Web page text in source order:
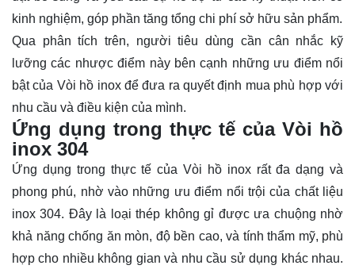
kinh nghiệm, góp phần tăng tổng chi phí sở hữu sản phẩm.
Qua phân tích trên, người tiêu dùng cần cân nhắc kỹ
lưỡng các nhược điểm này bên cạnh những ưu điểm nổi
bật của Vòi hồ inox để đưa ra quyết định mua phù hợp với
nhu cầu và điều kiện của mình.
Ứng dụng trong thực tế của Vòi hồ
inox 304
Ứng dụng trong thực tế của Vòi hồ inox rất đa dạng và
phong phú, nhờ vào những ưu điểm nổi trội của chất liệu
inox 304. Đây là loại thép không gỉ được ưa chuộng nhờ
khả năng chống ăn mòn, độ bền cao, và tính thẩm mỹ, phù
hợp cho nhiều không gian và nhu cầu sử dụng khác nhau.